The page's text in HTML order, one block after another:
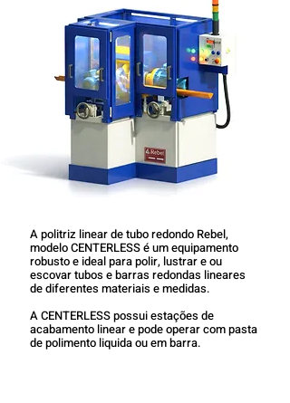
A politriz linear de tubo redondo Rebel,
modelo CENTERLESS é um equipamento
robusto e ideal para polir, lustrar e ou
escovar tubos e barras redondas lineares
de diferentes materiais e medidas.
A CENTERLESS possui estações de
acabamento linear e podeoperar com pasta
de polimento liquida ou em barra.